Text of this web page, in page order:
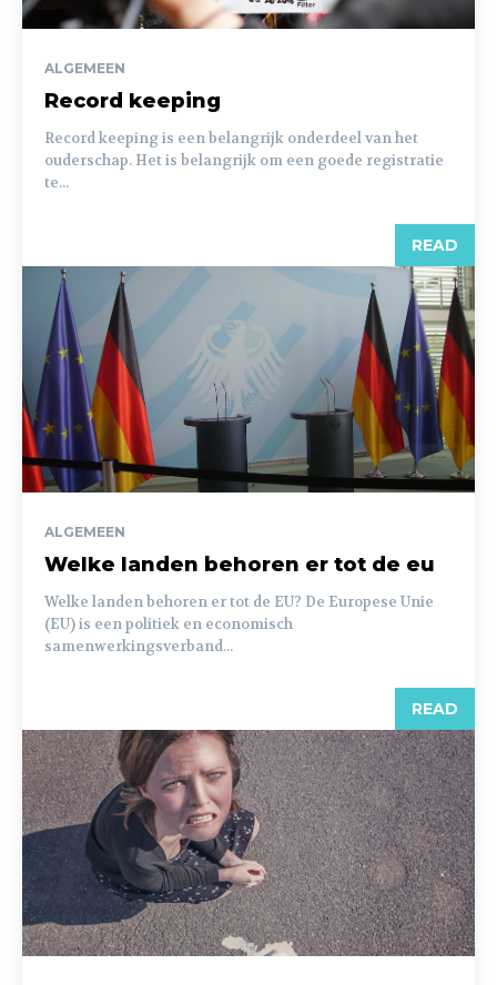
ALGEMEEN
Record keeping
Record keeping is een belangrijk onderdeel van het
ouderschap. Het is belangrijk om een goede registratie
te...
READ
ALGEMEEN
Welke landen behoren er tot de eu
Welke landen behoren er tot de EU? De Europese Unie
(EU) is een politiek en economisch
samenwerkingsverband...
READ